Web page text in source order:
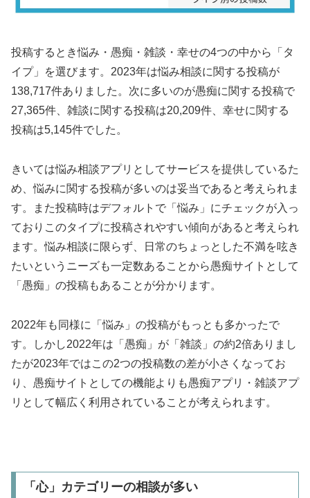
投稿するとき悩み・愚痴・雑談・幸せの4つの中から「タ
イプ」を選びます。2023年は悩み相談に関する投稿が
138,717件ありました。次に多いのが愚痴に関する投稿で
27,365件、雑談に関する投稿は20,209件、幸せに関する
投稿は5,145件でした。
きいては悩み相談アプリとしてサービスを提供しているた
め、悩みに関する投稿が多いのは妥当であると考えられま
す。また投稿時はデフォルトで「悩み」にチェックが入っ
ておりこのタイプに投稿されやすい傾向があると考えられ
ます。悩み相談に限らず、日常のちょっとした不満を呟き
たいというニーズも一定数あることから愚痴サイトとして
「愚痴」の投稿もあることが分かります。
2022年も同様に「悩み」の投稿がもっとも多かったで
す。しかし2022年は「愚痴」が「雑談」の約2倍ありまし
たが2023年ではこの2つの投稿数の差が小さくなってお
り、愚痴サイトとしての機能よりも愚痴アプリ・雑談アプ
リとして幅広く利用されていることが考えられます。
「心」カテゴリーの相談が多い